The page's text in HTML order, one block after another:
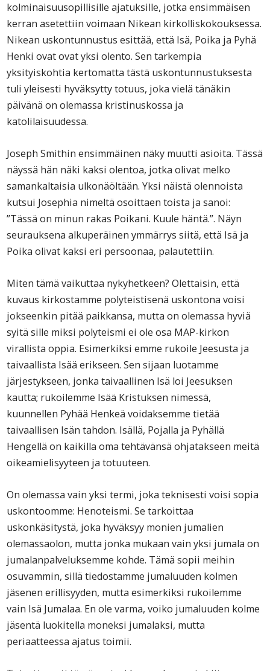
kolminaisuusopillisille ajatuksille, jotka ensimmäisen
kerran asetettiin voimaan Nikean kirkolliskokouksessa.
Nikean uskontunnustus esittää, että Isä, Poika ja Pyhä
Henki ovat ovat yksi olento. Sen tarkempia
yksityiskohtia kertomatta tästä uskontunnustuksesta
tuli yleisesti hyväksytty totuus, joka vielä tänäkin
päivänä on olemassa kristinuskossa ja
katolilaisuudessa.
Joseph Smithin ensimmäinen näky muutti asioita. Tässä
näyssä hän näki kaksi olentoa, jotka olivat melko
samankaltaisia ulkonäöltään. Yksi näistä olennoista
kutsui Josephia nimeltä osoittaen toista ja sanoi:
”Tässä on minun rakas Poikani. Kuule häntä.”. Näyn
seurauksena alkuperäinen ymmärrys siitä, että Isä ja
Poika olivat kaksi eri persoonaa, palautettiin.
Miten tämä vaikuttaa nykyhetkeen? Olettaisin, että
kuvaus kirkostamme polyteistisenä uskontona voisi
jokseenkin pitää paikkansa, mutta on olemassa hyviä
syitä sille miksi polyteismi ei ole osa MAP-kirkon
virallista oppia. Esimerkiksi emme rukoile Jeesusta ja
taivaallista Isää erikseen. Sen sijaan luotamme
järjestykseen, jonka taivaallinen Isä loi Jeesuksen
kautta; rukoilemme Isää Kristuksen nimessä,
kuunnellen Pyhää Henkeä voidaksemme tietää
taivaallisen Isän tahdon. Isällä, Pojalla ja Pyhällä
Hengellä on kaikilla oma tehtävänsä ohjatakseen meitä
oikeamielisyyteen ja totuuteen.
On olemassa vain yksi termi, joka teknisesti voisi sopia
uskontoomme: Henoteismi. Se tarkoittaa
uskonkäsitystä, joka hyväksyy monien jumalien
olemassaolon, mutta jonka mukaan vain yksi jumala on
jumalanpalveluksemme kohde. Tämä sopii meihin
osuvammin, sillä tiedostamme jumaluuden kolmen
jäsenen erillisyyden, mutta esimerkiksi rukoilemme
vain Isä Jumalaa. En ole varma, voiko jumaluuden kolme
jäsentä luokitella moneksi jumalaksi, mutta
periaatteessa ajatus toimii.